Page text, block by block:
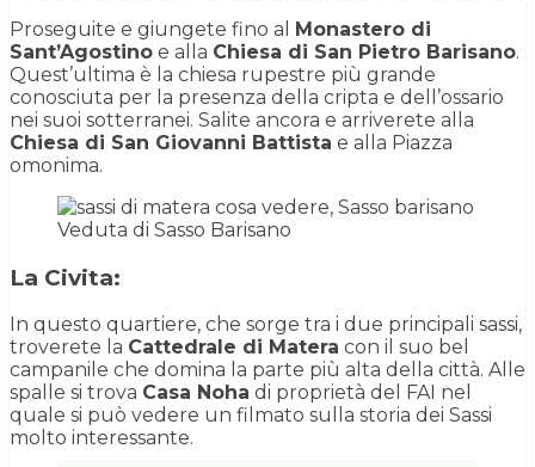
Proseguite e giungete fino al Monastero di
Sant’Agostino e alla Chiesa di San Pietro Barisano.
Quest’ultima è la chiesa rupestre più grande
conosciuta per la presenza della cripta e dell’ossario
nei suoi sotterranei. Salite ancora e arriverete alla
Chiesa di San Giovanni Battista e alla Piazza
omonima.
Veduta di Sasso Barisano
La Civita:
In questo quartiere, che sorge tra i due principali sassi,
troverete la Cattedrale di Matera con il suo bel
campanile che domina la parte più alta della città. Alle
spalle si trova Casa Noha di proprietà del FAI nel
quale si può vedere un filmato sulla storia dei Sassi
molto interessante.